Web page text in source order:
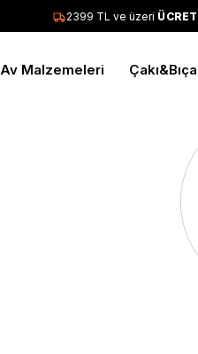
2399 TL ve üzeri
Av Malzemeleri